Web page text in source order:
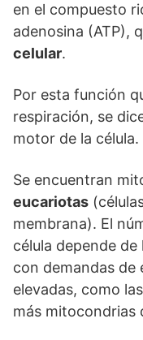
en el compuesto
adenosina (ATP),
celular.
Por esta función
respiración, se
motor de la célula.
Se encuentran
eucariotas
membrana). El
célula depende
con demandas de
elevadas, como
más mitocondrias